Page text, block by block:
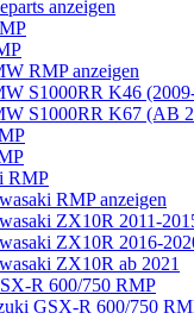
anzeigen
RMP anzeigen
S1000RR K46
S1000RR K67 (AB
RMP
RMP anzeigen
ZX10R 2011-
ZX10R 2016-
ZX10R ab 2021
R 600/750 RMP
GSX-R 600/750